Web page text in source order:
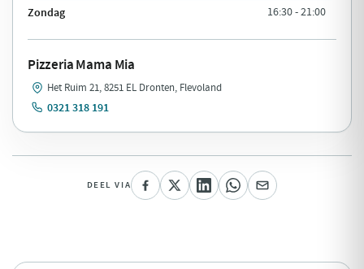
Zondag
16:30 - 21:00
Pizzeria Mama Mia
Het Ruim 21, 8251 EL Dronten, Flevoland
0321 318 191
DEEL VIA